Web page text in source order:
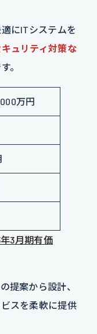
にITシステムを
ュリティ対策な
。
万円
3月期有価
提案から設計、
スを柔軟に提供